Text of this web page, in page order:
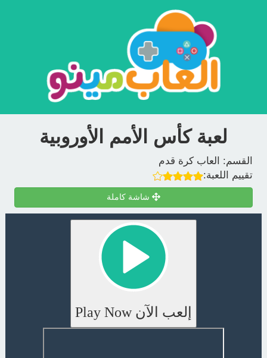
لعبة كأس الأمم الأوروبية
القسم:
العاب كرة قدم
تقييم اللعبة:
شاشة كاملة
إلعب الآن Play Now